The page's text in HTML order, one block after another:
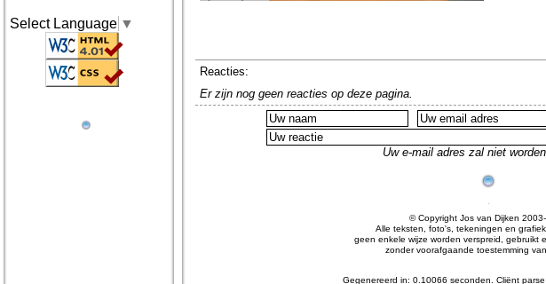
Select Language ▼
Reacties:
Er zijn nog geen reacties op deze pagina.
Uw e-mail adres zal niet
© Copyright Jos van Dijken
Alle teksten, foto's, tekeningen en
geen enkele wijze worden verspreid, gebruikt
zonder voorafgaande toestemming
Gegenereerd in: 0.10066 seconden. Cliënt